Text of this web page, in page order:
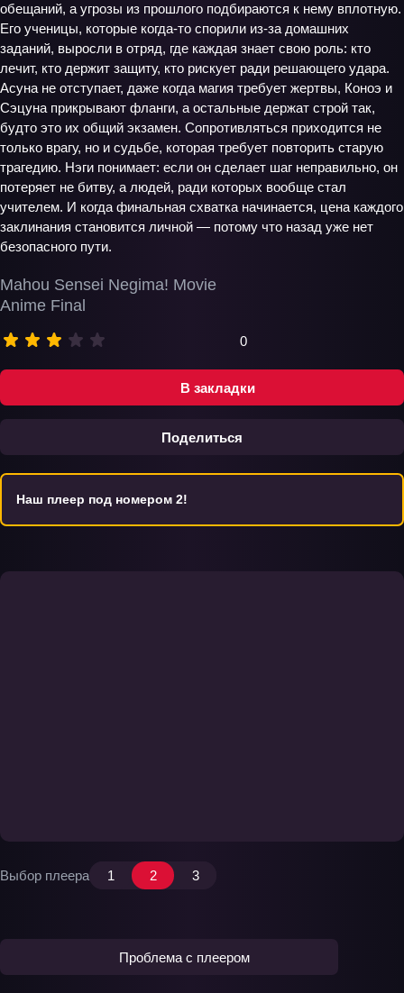
В закладки
Поделиться
Mahou Sensei Negima! Movie
Anime Final
0
обещаний, а угрозы из прошлого подбираются к нему вплотную.
Его ученицы, которые когда-то спорили из-за домашних
заданий, выросли в отряд, где каждая знает свою роль: кто
лечит, кто держит защиту, кто рискует ради решающего удара.
Асуна не отступает, даже когда магия требует жертвы, Коноэ и
Сэцуна прикрывают фланги, а остальные держат строй так,
будто это их общий экзамен. Сопротивляться приходится не
только врагу, но и судьбе, которая требует повторить старую
трагедию. Нэги понимает: если он сделает шаг неправильно, он
потеряет не битву, а людей, ради которых вообще стал
учителем. И когда финальная схватка начинается, цена каждого
заклинания становится личной — потому что назад уже нет
безопасного пути.
Наш плеер под номером 2!
Выбор плеера 1 2 3
Проблема с плеером